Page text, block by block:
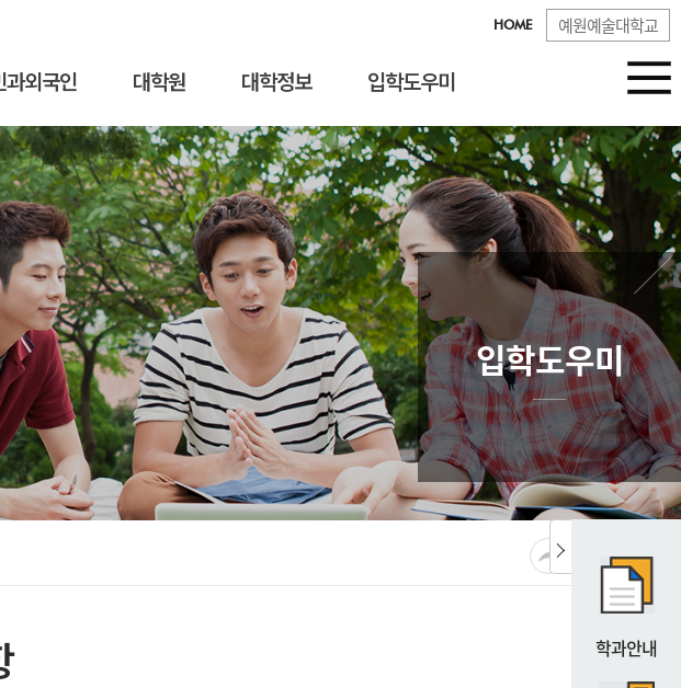
HOME 예원예술대학교
과외국인 대학원 대학정보 입학도우미
학과안내
입학도우미